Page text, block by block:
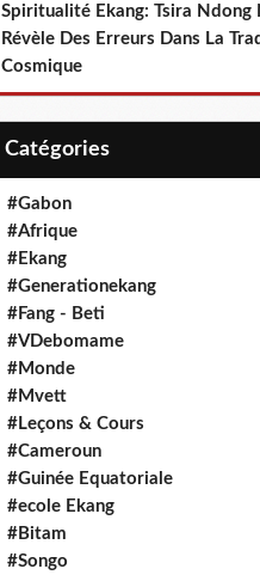
Spiritualité Ekang: Tsira Ndong
Révèle Des Erreurs Dans La
Cosmique
Catégories
#Gabon
#Afrique
#Ekang
#Generationekang
#Fang - Beti
#VDebomame
#Monde
#Mvett
#Leçons & Cours
#Cameroun
#Guinée Equatoriale
#ecole Ekang
#Bitam
#Songo